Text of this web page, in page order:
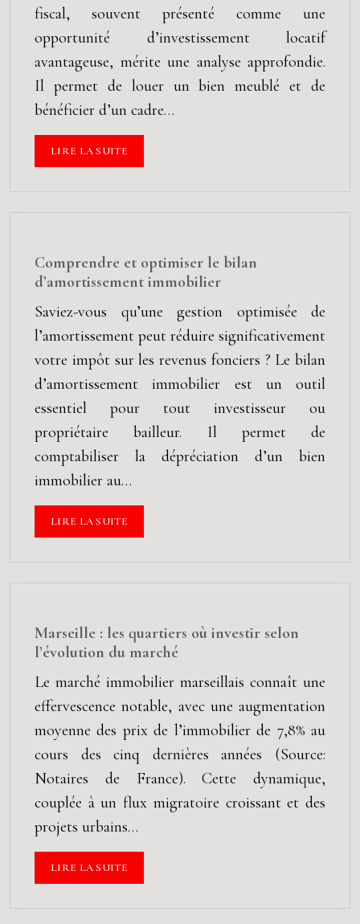
fiscal, souvent présenté comme une
opportunité d’investissement locatif
avantageuse, mérite une analyse approfondie.
Il permet de louer un bien meublé et de
bénéficier d’un cadre…
LIRE LA SUITE
Comprendre et optimiser le bilan
d’amortissement immobilier
Saviez-vous qu’une gestion optimisée de
l’amortissement peut réduire significativement
votre impôt sur les revenus fonciers ? Le bilan
d’amortissement immobilier est un outil
essentiel pour tout investisseur ou
propriétaire bailleur. Il permet de
comptabiliser la dépréciation d’un bien
immobilier au…
LIRE LA SUITE
Marseille : les quartiers où investir selon
l’évolution du marché
Le marché immobilier marseillais connaît une
effervescence notable, avec une augmentation
moyenne des prix de l’immobilier de 7,8% au
cours des cinq dernières années (Source:
Notaires de France). Cette dynamique,
couplée à un flux migratoire croissant et des
projets urbains…
LIRE LA SUITE